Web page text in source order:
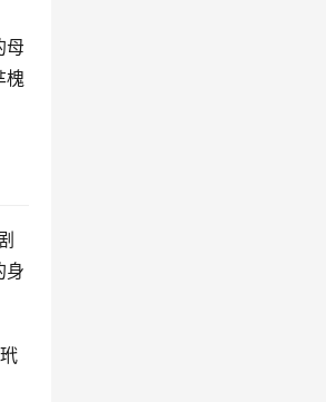
母
槐
身